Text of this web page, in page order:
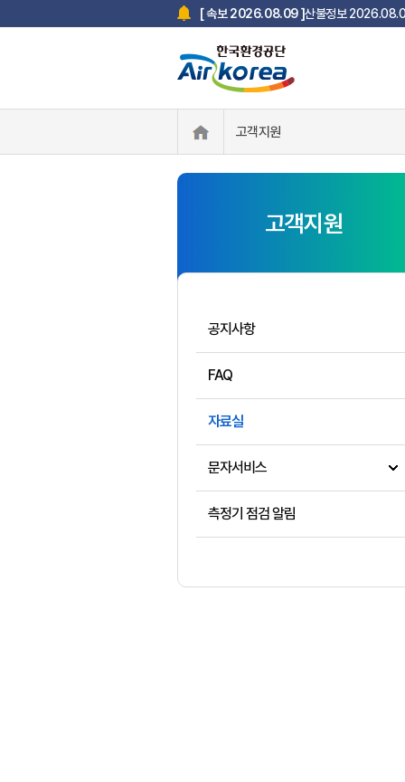
[ 속보 2026.08.09 ]산불정보
[ 속보 2026.08.07 ]
[ 속보 2025.07.18 ]
고객지원
고객지원
공지사항
FAQ
자료실
문자서비스
측정기 점검 알림